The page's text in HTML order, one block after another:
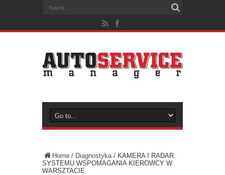
Home / Diagnostyka/ KAMERA I RADAR
SYSTEMU WSPOMAGANIA KIEROWCY W
WARSZTACIE